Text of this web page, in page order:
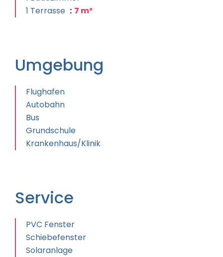
1 Terrasse
7 m²
Umgebung
Flughafen
Autobahn
Bus
Grundschule
Krankenhaus/Klinik
Service
PVC Fenster
Schiebefenster
Solaranlage